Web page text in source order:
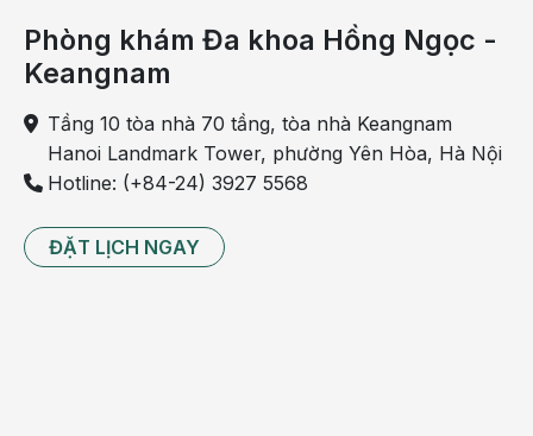
rất
dễ
lẫn
với
bệnh
sởi.
Những
Phòng khám Đa khoa Hồng Ngọc -
Keangnam
Tầng 10 tòa nhà 70 tầng, tòa nhà Keangnam
Hanoi Landmark Tower, phường Yên Hòa, Hà Nội
Hotline: (+84-24) 3927 5568
ĐẶT LỊCH NGAY